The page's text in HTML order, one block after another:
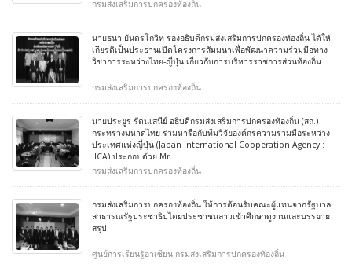
กรมส่งเสริมการปกครองท้องถิ่น
นายธนา ยันตรโกวิท รองอธิบดีกรมส่งเสริมการปกครองท้องถิ่น ได้ให้
เกียรติเป็นประธานเปิดโครงการสัมมนาเพื่อพัฒนาความร่วมมือทาง
วิชาการระหว่างไทย-ญี่ปุ่น เกี่ยวกับการบริหารราชการส่วนท้องถิ่น
กรมส่งเสริมการปกครองท้องถิ่น
นายประยูร รัตนเสนีย์ อธิบดีกรมส่งเสริมการปกครองท้องถิ่น (สถ.)
กระทรวงมหาดไทย ร่วมหารือกับทีมวิจัยองค์กรความร่วมมือระหว่าง
ประเทศแห่งญี่ปุ่น (Japan International Cooperation Agency :
JICA) ประกอบด้วย Mr
กรมส่งเสริมการปกครองท้องถิ่น
กรมส่งเสริมการปกครองท้องถิ่น ให้การต้อนรับคณะผู้แทนจากรัฐบาล
สาธารณรัฐประชาธิปไตยประชาชนลาวเข้าศึกษาดูงานและบรรยาย
สรุป
ศูนย์การเรียนรู้อาเซียน กรมส่งเสริมการปกครองท้องถิ่น